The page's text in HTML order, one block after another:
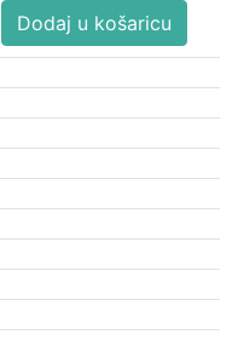
Na
novinarskim
Dodaj u košaricu